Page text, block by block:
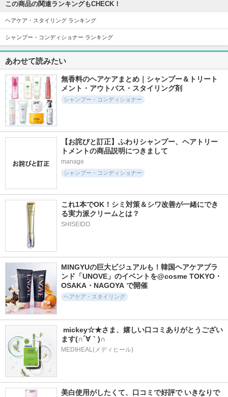
ボトルワークス
エイトザタラソ ク
レンジングリペア＆
モイスト 美容液シ
ャンプー／ディープ
リペア＆アクアモイ
スト 美容液トリー
トメント
ステラシード
ウィズビューティ
ジェントルリペア
モイストシャンプー
／トリートメント
フィーノ プレミア
ムタッチ 濃厚美容
5.1
667件
モロッカンビューテ
ィ ディープモイス
ト クイックグロス
オイルスプレー
ボトルワークス
5.2
842件
モロッカンビューテ
ト ハイブリッド ヘ
5.1
977件
5.1
2781件
エイトザタラソユー
グクレンズ美容液シ
ャンプー／CBD＆バ
ランシングダメージ
リペア美容液ヘアト
リートメント
ステラシード
エイトザタラソ ク
レンジングリペア＆
モイスト 美容液シ
ャンプー／ディープ
リペア＆アクアモイ
リポアシャンプー／
リポアトリートメン
ト
この商品の関連ランキングもCHECK！
ヘアケア・スタイリング ランキング
シャンプー・コンディショナー ランキング
あわせて読みたい
無香料のヘアケアまとめ｜シャンプー＆トリート
メント・アウトバス・スタイリング剤
シャンプー・コンディショナー
【お詫びと訂正】ふわりシャンプー、ヘアトリー
トメントの商品説明につきまして
manage
シャンプー・コンディショナー
これ1本でOK！シミ対策＆シワ改善が一緒にでき
る実力派クリームとは？
SHISEIDO
MINGYUの巨大ビジュアルも！韓国ヘアケアブラ
ンド「UNOVE」のイベントを@cosme TOKYO・
OSAKA・NAGOYA で開催
ヘアケア・スタイリング
mickey☆★さま、嬉しい口コミありがとうござい
ます(∩´∀｀)∩
MEDIHEAL(メディヒール)
美白使用がしたくて、口コミで好評で いきなりで